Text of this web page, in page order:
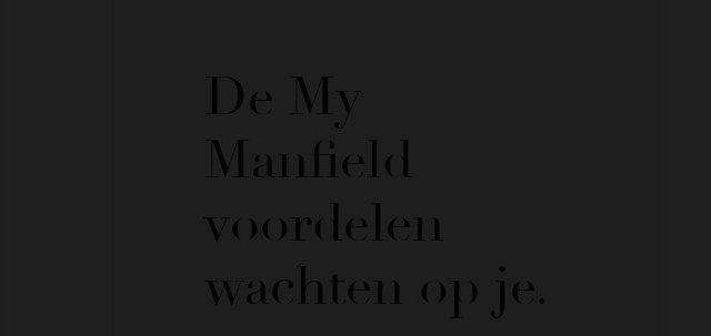
De My
Manfield
voordelen
wachten op je.